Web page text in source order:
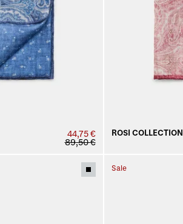
44,75 €
89,50 €
ROSI COLLECTION
Sale